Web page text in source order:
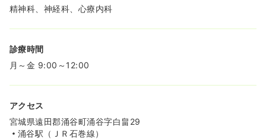
精神科、神経科、心療内科
診療時間
月～金 9:00～12:00
アクセス
宮城県遠田郡涌谷町涌谷字白畠29
涌谷駅（ＪＲ石巻線）